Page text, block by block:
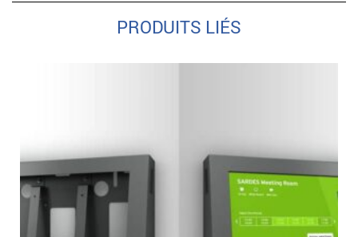
PRODUITS LIÉS